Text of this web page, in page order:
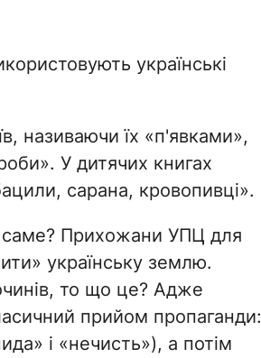
українські
називаючи їх «п'явками»,
У дитячих книгах
сарана, кровопивці».
саме? Прихожани УПЦ для
українську землю.
то що це? Адже
прийом пропаганди:
і «нечисть»), а потім